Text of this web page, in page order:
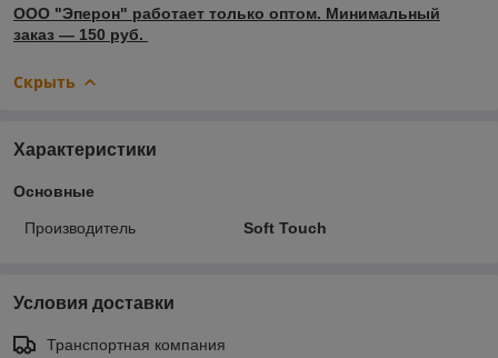
ООО "Эперон" работает только оптом. Минимальный
заказ ― 150 руб.
Скрыть
Характеристики
Основные
Производитель Soft Touch
Условия доставки
Транспортная компания